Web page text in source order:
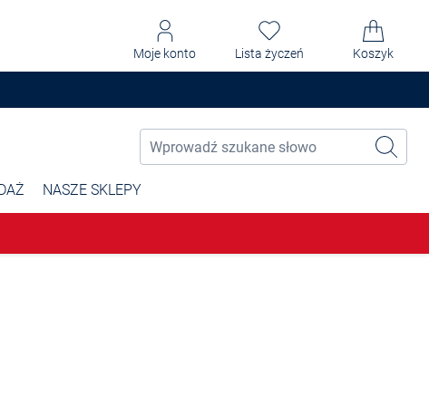
Moje konto Lista życzeń Koszyk
NASZE SKLEPY